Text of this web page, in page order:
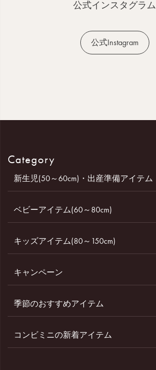
公式インスタグラム
公式Instagram
Category
新生児(50～60cm)・出産準備アイテム
ベビーアイテム(60～80cm)
キッズアイテム(80～150cm)
キャンペーン
季節のおすすめアイテム
コンビミニの新着アイテム